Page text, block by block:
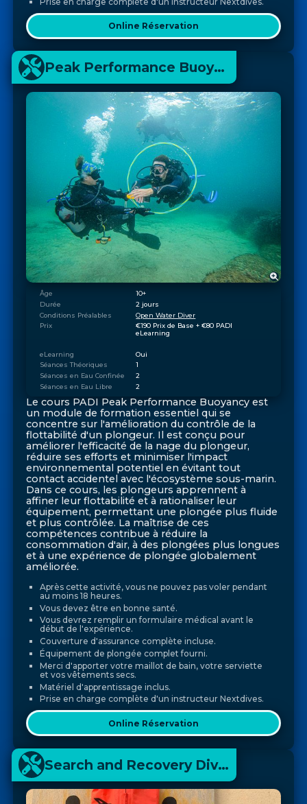
Online Réservation
Peak Performance Buoyancy
Âge
10+
Durée
2 jours
Conditions Préalables
Open Water Diver
Prix
€190 Prix de Base + €80 PADI
eLearning
eLearning
Oui
Séances Théoriques
1
Séances en Eau Confinée
2
Séances en Eau Libre
2
Le cours PADI Peak Performance Buoyancy est
un module de formation essentiel qui se
concentre sur l'amélioration du contrôle de la
flottabilité d'un plongeur. Il est conçu pour
améliorer l'efficacité de la nage du plongeur,
réduire ses efforts et minimiser l'impact
environnemental potentiel en évitant tout
contact accidentel avec l'écosystème sous-marin.
Dans ce cours, les plongeurs apprennent à
affiner leur flottabilité et à rationaliser leur
équipement, permettant une plongée plus fluide
et plus contrôlée. La maîtrise de ces
compétences contribue à réduire la
consommation d'air, à des plongées plus longues
et à une expérience de plongée globalement
améliorée.
Après cette activité, vous ne pouvez pas voler pendant
au moins 18 heures.
Vous devez être en bonne santé.
Vous devrez remplir un formulaire médical avant le
début de l'expérience.
Couverture d'assurance complète incluse.
Équipement de plongée complet fourni.
Merci d'apporter votre maillot de bain, votre serviette
et vos vêtements secs.
Matériel d'apprentissage inclus.
Prise en charge complète d'un instructeur Nextdives.
Online Réservation
Search and Recovery Diver